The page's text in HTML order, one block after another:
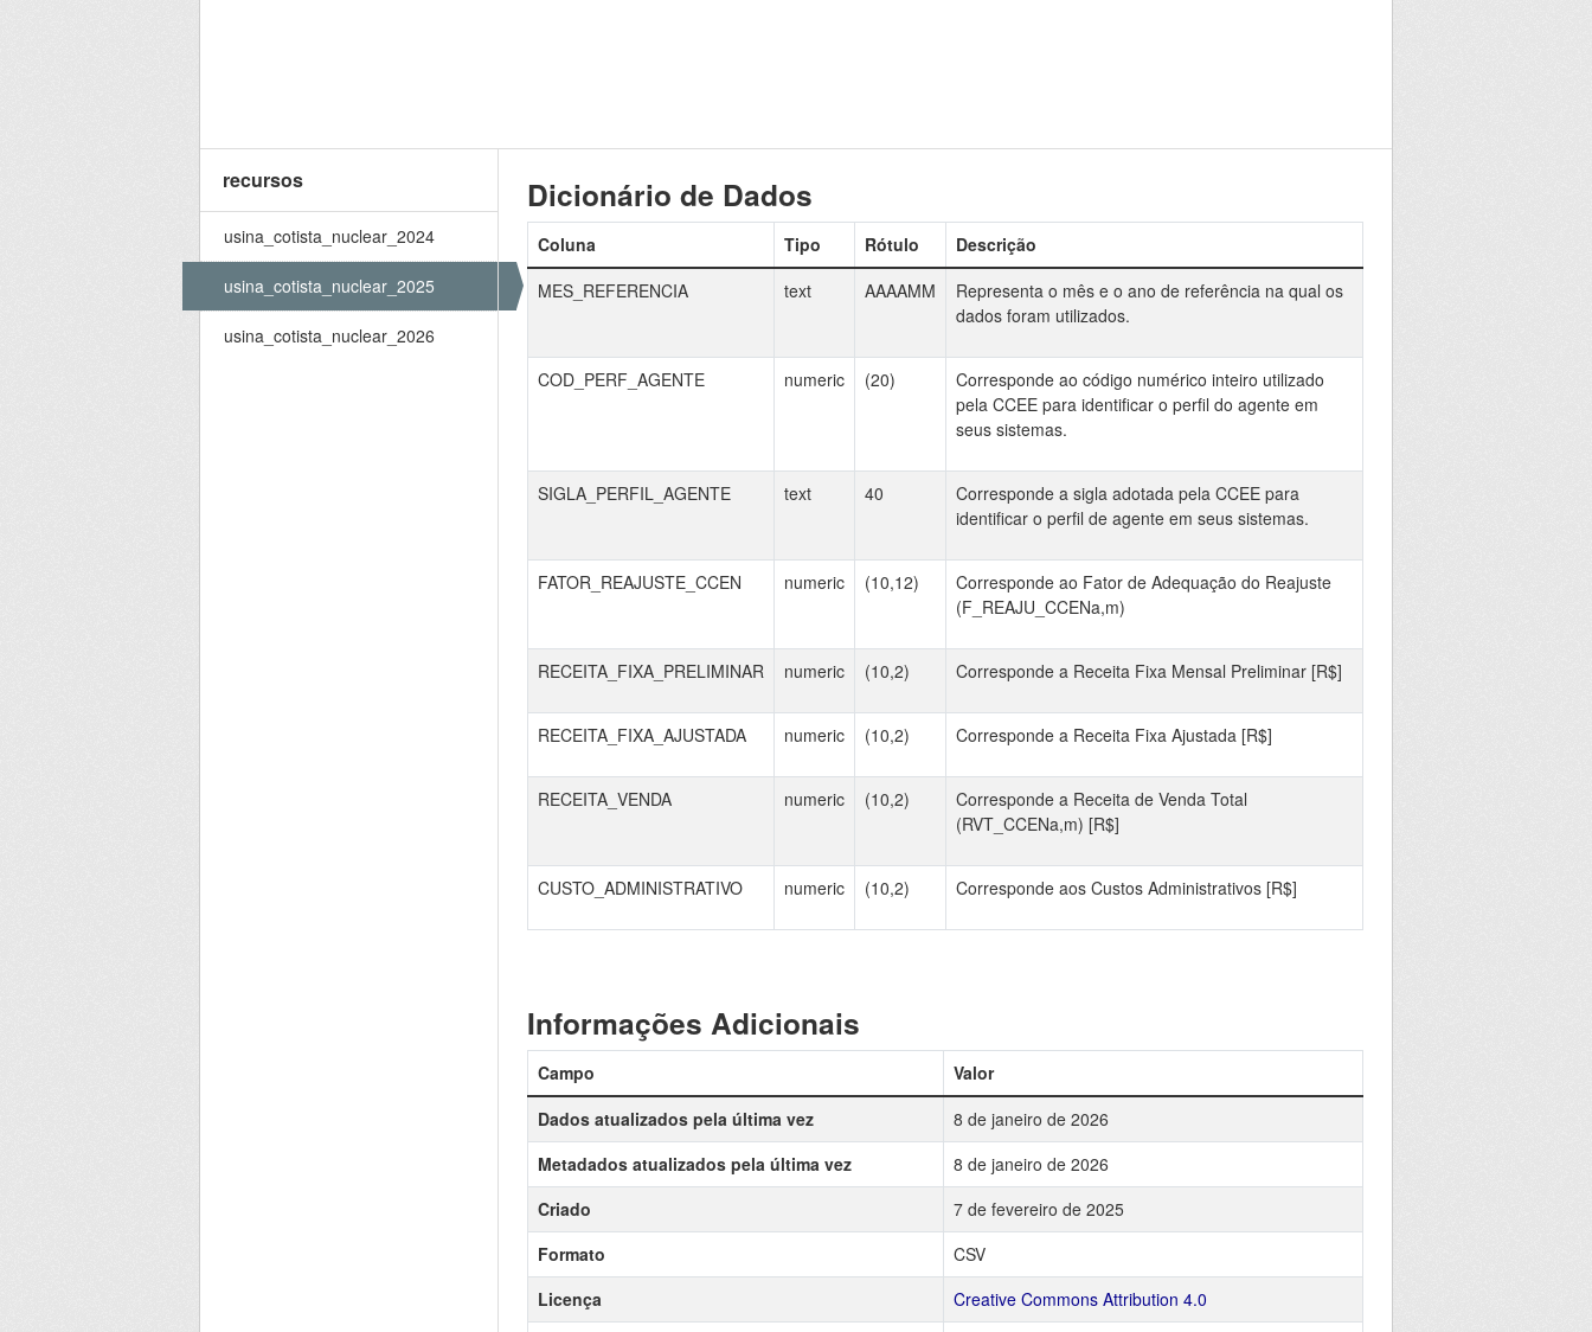
recursos
usina_cotista_nuclear_2024
usina_cotista_nuclear_2025
usina_cotista_nuclear_2026
Dicionário de Dados
Coluna Tipo Rótulo
Descrição
MES_REFERENCIA
text AAAAMM
Representa o mês e o ano de referência na qual os
dados foram utilizados.
COD_PERF_AGENTE numeric (20)
Corresponde ao código numérico inteiro utilizado
pela CCEE para identificar o perfil do agente em
seus sistemas.
SIGLA_PERFIL_AGENTE text 40
Corresponde a sigla adotada pela CCEE para
identificar o perfil de agente em seus sistemas.
FATOR_REAJUSTE_CCEN numeric (10,12)
Corresponde ao Fator de Adequação do Reajuste
(F_REAJU_CCENa,m)
RECEITA_FIXA_PRELIMINAR numeric (10,2) Corresponde a Receita Fixa Mensal Preliminar [R$]
RECEITA_FIXA_AJUSTADA numeric (10,2) Corresponde a Receita Fixa Ajustada [R$]
RECEITA_VENDA numeric (10,2)
Corresponde a Receita de Venda Total
(RVT_CCENa,m) [R$]
CUSTO_ADMINISTRATIVO numeric (10,2) Corresponde aos Custos Administrativos [R$]
Informações Adicionais
Campo
Valor
Dados atualizados pela última vez
8 de janeiro de 2026
Metadados atualizados pela última vez
8 de janeiro de 2026
Criado
7 de fevereiro de 2025
Formato
CSV
Licença
Creative Commons Attribution 4.0